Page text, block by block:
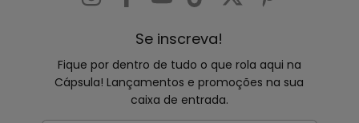
Se inscreva!
Fique por dentro de tudo o que rola aqui na
Cápsula! Lançamentos e promoções na sua
caixa de entrada.